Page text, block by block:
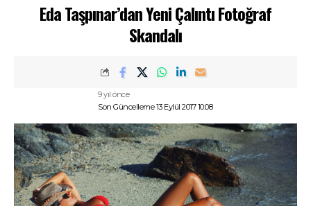
Eda Taşpınar’dan Yeni Çalıntı Fotoğraf
Skandalı
Son Güncelleme 13 Eylül 2017 10:08
9 yıl önce